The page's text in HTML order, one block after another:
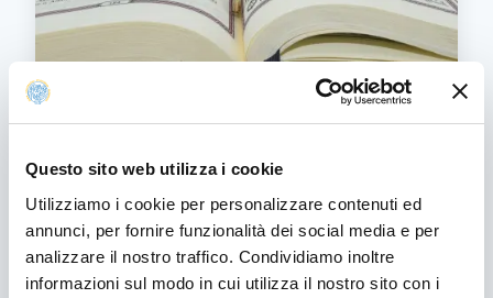
Questo sito web utilizza i cookie
Utilizziamo i cookie per personalizzare contenuti ed
annunci, per fornire funzionalità dei social media e per
analizzare il nostro traffico. Condividiamo inoltre
informazioni sul modo in cui utilizza il nostro sito con i
Informazioni sulle modalità di iscrizione alle
scuole di specializzazione sia di area sanitaria
(medica e non medica) che di area veterinaria e
giuridica